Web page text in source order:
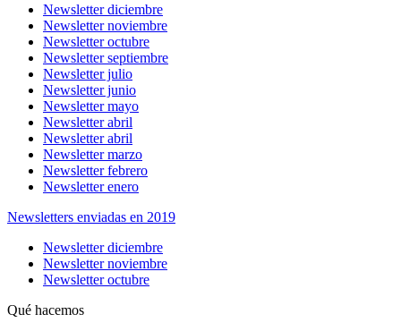
Newsletter diciembre
Newsletter noviembre
Newsletter octubre
Newsletter septiembre
Newsletter julio
Newsletter junio
Newsletter mayo
Newsletter abril
Newsletter abril
Newsletter marzo
Newsletter febrero
Newsletter enero
Newsletters enviadas en 2019
Newsletter diciembre
Newsletter noviembre
Newsletter octubre
Qué hacemos